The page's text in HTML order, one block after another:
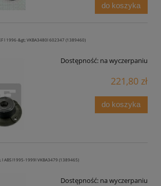
do koszyka
l 1996-&gt; VKBA3480l 602347 (1389460)
Dostępność: na wyczerpaniu
221,80 zł
do koszyka
l ABS l1995-1999l VKBA3479 (1389465)
Dostępność: na wyczerpaniu